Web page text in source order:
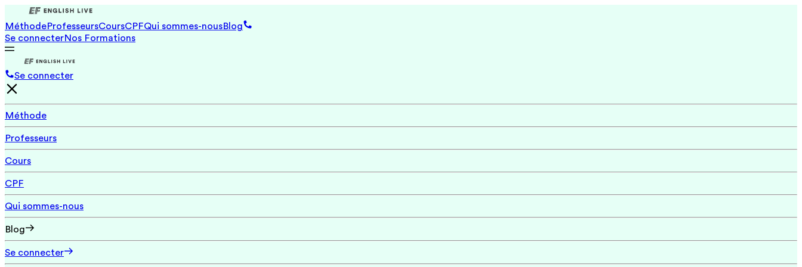
MéthodeProfesseursCoursCPFQui sommes-nousBlog
Se connecterNos Formations
Se connecter
Méthode
Professeurs
Cours
CPF
Qui sommes-nous
Blog
Se connecter